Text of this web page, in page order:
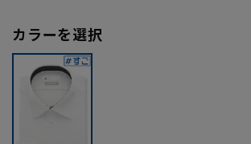
カラーを選択